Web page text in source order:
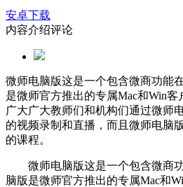
安卓下载
内容介绍评论
微师电脑版这是一个包含微商功能
是微师官方推出的专属Mac和Win
广大广大教师们和机构们通过微师
的视频录制和直播，而且微师电脑
的课程。
微师电脑版这是一个包含微商
脑版是微师官方推出的专属Mac和